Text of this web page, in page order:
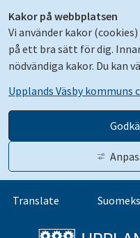
Kakor på webbplatsen
Vi använder kakor
på ett bra sätt för dig.
nödvändiga kakor. Du kan
Upplands Väsby kommuns
Gå till innehåll
Translate